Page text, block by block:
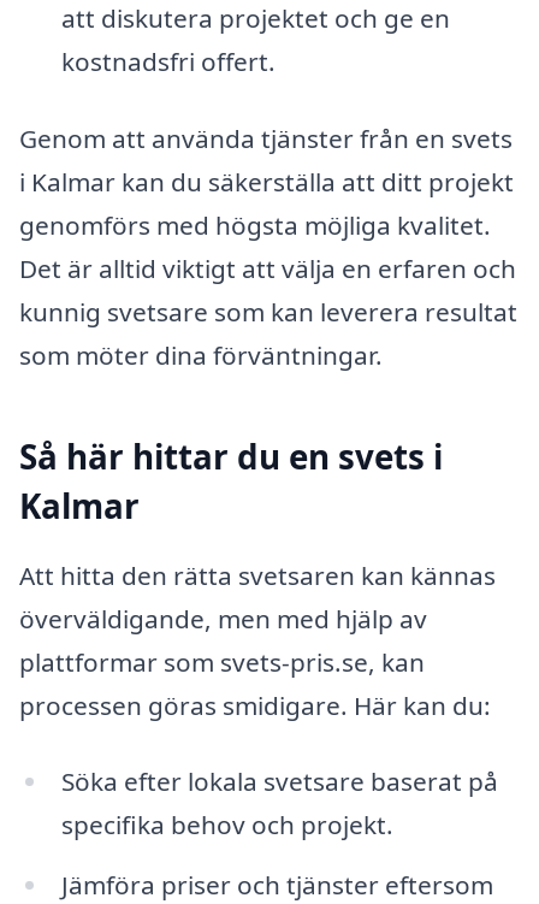
att diskutera projektet och ge en
kostnadsfri offert.
Genom att använda tjänster från en svets
i Kalmar kan du säkerställa att ditt projekt
genomförs med högsta möjliga kvalitet.
Det är alltid viktigt att välja en erfaren och
kunnig svetsare som kan leverera resultat
som möter dina förväntningar.
Så här hittar du en svets i
Kalmar
Att hitta den rätta svetsaren kan kännas
överväldigande, men med hjälp av
plattformar som svets-pris.se, kan
processen göras smidigare. Här kan du:
Söka efter lokala svetsare baserat på
specifika behov och projekt.
Jämföra priser och tjänster eftersom